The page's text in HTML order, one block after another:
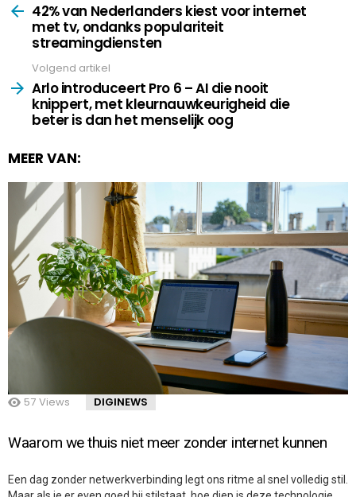
more42% van Nederlanders kiest voor internet
met tv, ondanks populariteit
streamingdiensten
Volgend artikel
Arlo introduceert Pro 6 – AI die nooit
knippert, met kleurnauwkeurigheid die
beter is dan het menselijk oog
MEER VAN:
57 Views DIGINEWS
Waarom we thuis niet meer zonder internet kunnen
Een dag zonder netwerkverbinding legt ons ritme al snel volledig stil.